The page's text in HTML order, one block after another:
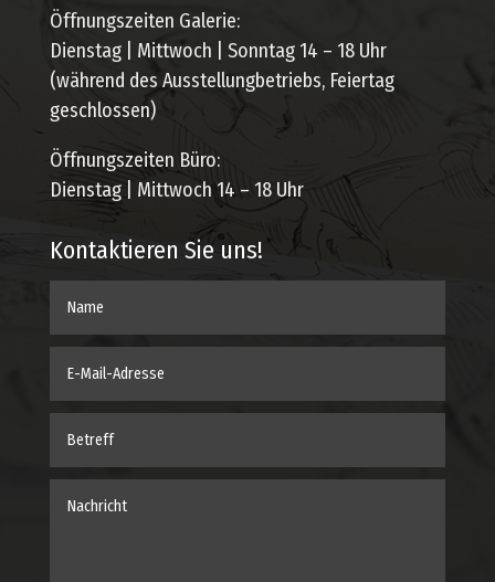
Öffnungszeiten Galerie:
Dienstag | Mittwoch | Sonntag 14 – 18 Uhr
(während des Ausstellungbetriebs, Feiertag
geschlossen)
Öffnungszeiten Büro:
Dienstag | Mittwoch 14 – 18 Uhr
Kontaktieren Sie uns!